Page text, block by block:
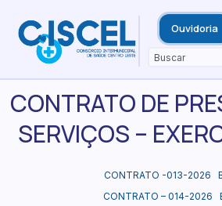
Ouvidoria
CONTRATO DE
SERVIÇOS –
CONTRATO -013-2026
CONTRATO – 014-2026